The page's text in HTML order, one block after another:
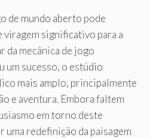
de mundo aberto pode
significativo para a
da mecânica de jogo
um sucesso, o estúdio
mais amplo, principalmente
e aventura. Embora faltem
em torno deste
redefinição da paisagem